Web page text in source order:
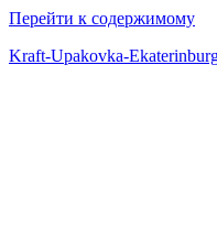
Перейти к содержимому
Kraft-Upakovka-